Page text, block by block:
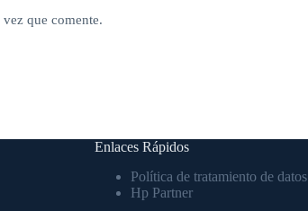
que comente.
Enlaces Rápidos
Política de tratamiento de datos
Hp Partner